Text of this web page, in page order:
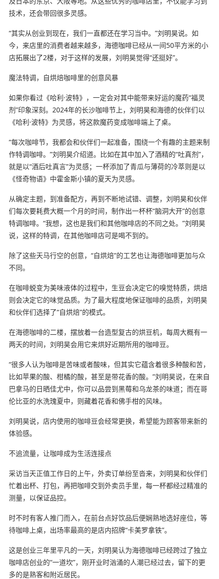
技术，还会带回很多灵感。
“其实从创业到现在，我们一直都还在学习当中。”刘明昊说。如
今，来店里的消费者越来越多，海德咖啡已经从一间50平方米的小
店拓展出了2楼，对于这样的发展，刘明昊觉得“还挺好”。
魔法特调，自烘焙咖啡里的创意风暴
如果你看过《哈利·波特》，一定会对其中能带来好运的魔药“福灵
剂”印象深刻。2024年的长沙咖啡节上，刘明昊和海德的伙伴们以
《哈利·波特》为灵感，将这款魔药变成咖啡端上了桌。
“每次咖啡节，我都会和伙伴们一起准备，围绕一个有趣的主题来制
作特调咖啡。”刘明昊介绍道。比如在其中加入了酒精的“吐真剂”，
就是以“酒后吐真言”为灵感；一杯添加了青瓜与薄荷的冷萃则是以
《怪奇物语》中霍金斯小镇的夏天为灵感。
从确定主题，到准备配方，再到不断地试错、调整，刘明昊和伙伴
们每次要耗费大概一个月的时间，制作出一杯杯“脑洞大开”的创意
特调咖啡。“我想，这也是我们和其他咖啡店的不同之处。”刘明昊
说，这样的特调，在其他咖啡店可是喝不到的。
除了这些天马行空的创意，“自烘焙”的工艺也让海德咖啡更加与众
不同。
在咖啡蜕变为美味液体的过程中，生豆会决定它的嗅觉特质，烘焙
则会决定它的味觉品质。为了最大程度地保证咖啡的品质，刘明昊
和伙伴们选择了“自烘焙”的模式。
在海德咖啡的二楼，摆放着一台造型复古的烘豆机，每周大概有一
两天的时间，刘明昊会用它来烘好近期所用的咖啡豆。
“很多人认为咖啡是苦味或者酸味，但其实它蕴含着很多种酸和苦，
比如苹果的酸、柑橘的酸，甚至是带花香的酸。”刘明昊说，在来自
巴拿马的日晒佳尤中，你可以品尝到黑莓和乌龙茶的味道；而在哥
伦比亚的水洗瑰夏中，则藏着花香和佛手柑的风味。
刘明昊说，店内使用的咖啡豆会经常更换，希望能为顾客带来新的
体验感。
不追流量，让咖啡成为生活连接点
采访当天正值工作日的上午，外卖订单纷至沓来，刘明昊和伙伴们
忙着出杯、打包，再把咖啡交到外卖员手里，每一杯都经过精准的
测量，以保证品控。
时不时有客人推门而入，在前台点好饮品后便娴熟地选好座位，等
待咖啡上桌，出场率最高的是店内招牌“卡美罗拿铁”。
这是创业三年里平凡的一天，刘明昊认为海德咖啡已经跨过了独立
咖啡店创业的“一道坎”，刚开业时汹涌的人潮已经过去，留下的更
多的是熟客和附近居民。